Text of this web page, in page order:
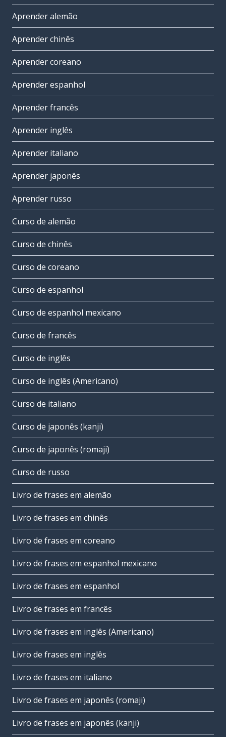
Aprender alemão
Aprender chinês
Aprender coreano
Aprender espanhol
Aprender francês
Aprender inglês
Aprender italiano
Aprender japonês
Aprender russo
Curso de alemão
Curso de chinês
Curso de coreano
Curso de espanhol
Curso de espanhol mexicano
Curso de francês
Curso de inglês
Curso de inglês (Americano)
Curso de italiano
Curso de japonês (kanji)
Curso de japonês (romaji)
Curso de russo
Livro de frases em alemão
Livro de frases em chinês
Livro de frases em coreano
Livro de frases em espanhol mexicano
Livro de frases em espanhol
Livro de frases em francês
Livro de frases em inglês (Americano)
Livro de frases em inglês
Livro de frases em italiano
Livro de frases em japonês (romaji)
Livro de frases em japonês (kanji)